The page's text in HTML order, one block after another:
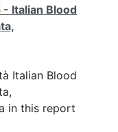
- Italian Blood
Italian Blood
in this report